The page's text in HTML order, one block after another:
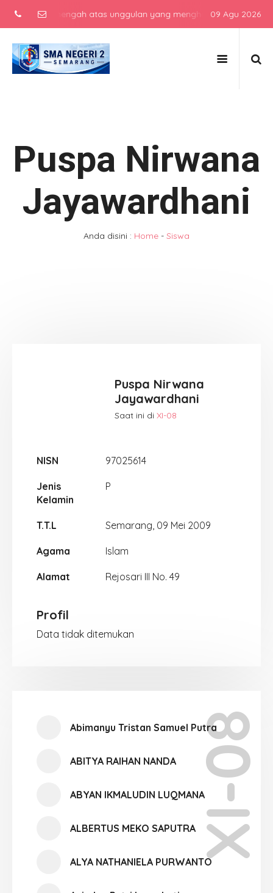
menengah atas unggulan yang menghasilkan lulusan
09 Agu 2026
Puspa Nirwana
Jayawardhani
Anda disini : Home - Siswa
Puspa Nirwana
Jayawardhani
Saat ini diXI-08
NISN 97025614
Jenis
Kelamin
P
T.T.L Semarang, 09 Mei 2009
Agama Islam
Alamat Rejosari III No. 49
Profil
Data tidak ditemukan
XI-08
Abimanyu Tristan Samuel Putra
ABITYA RAIHAN NANDA
ABYAN IKMALUDIN LUQMANA
ALBERTUS MEKO SAPUTRA
ALYA NATHANIELA PURWANTO